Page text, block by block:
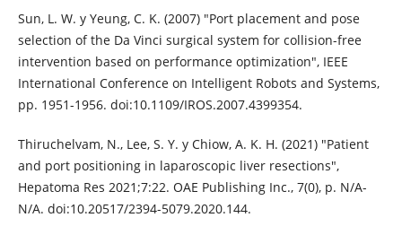
Sun, L. W. y Yeung, C. K. (2007) "Port placement and pose
selection of the Da Vinci surgical system for collision-free
intervention based on performance optimization", IEEE
International Conference on Intelligent Robots and Systems,
pp. 1951-1956. doi:10.1109/IROS.2007.4399354.
Thiruchelvam, N., Lee, S. Y. y Chiow, A. K. H. (2021) "Patient
and port positioning in laparoscopic liver resections",
Hepatoma Res 2021;7:22. OAE Publishing Inc., 7(0), p. N/A-
N/A. doi:10.20517/2394-5079.2020.144.